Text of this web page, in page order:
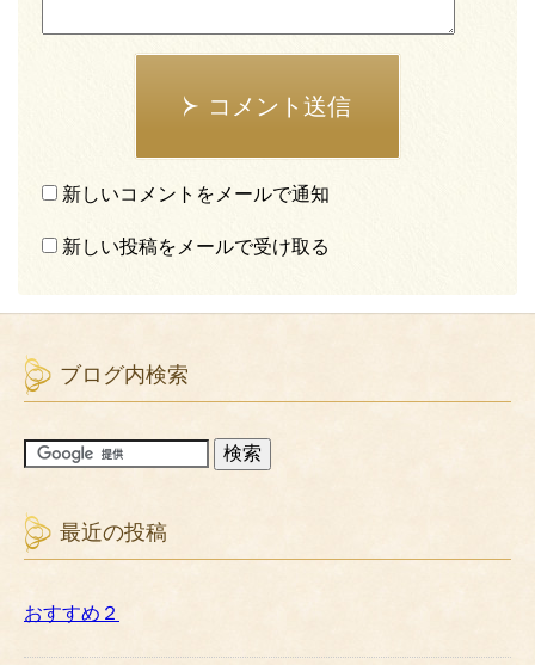
コメント送信
新しいコメントをメールで通知
新しい投稿をメールで受け取る
ブログ内検索
最近の投稿
おすすめ２